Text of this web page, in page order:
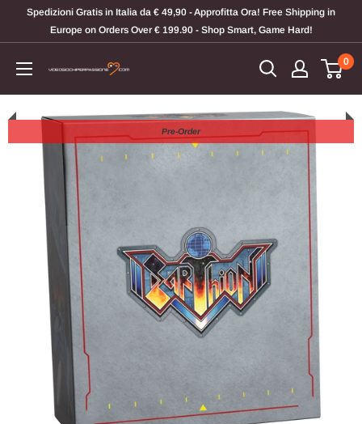
Spedizioni Gratis in Italia da € 49,90 - Approfitta Ora! Free Shipping in
Europe on Orders Over € 199.90 - Shop Smart, Game Hard!
Videogiochi
Per
Passione
0
Pre-Order
Pre-Order
Pre-Order
Pre-Order
Pre-Order
Pre-Order
Pre-Order
Pre-Order
Pre-Order